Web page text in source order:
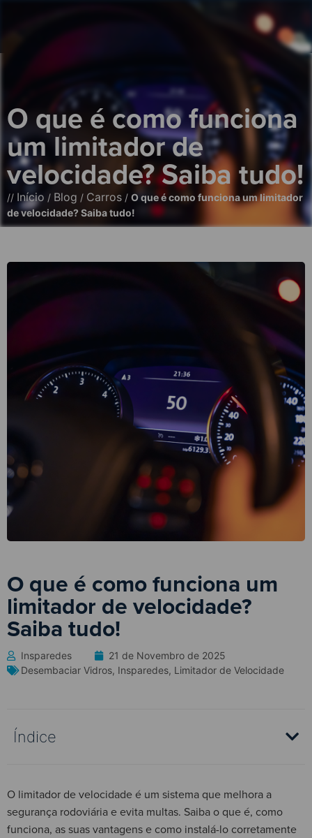
O que é como funciona
um limitador de
velocidade? Saiba tudo!
// Início / Blog / Carros / O que é como funciona um limitador
de velocidade? Saiba tudo!
O que é como funciona um
limitador de velocidade?
Saiba tudo!
Insparedes
21 de Novembro de 2025
Desembaciar Vidros, Insparedes, Limitador de Velocidade
Índice
O limitador de velocidade é um sistema que melhora a
segurança rodoviária e evita multas. Saiba o que é, como
funciona, as suas vantagens e como instalá-lo corretamente